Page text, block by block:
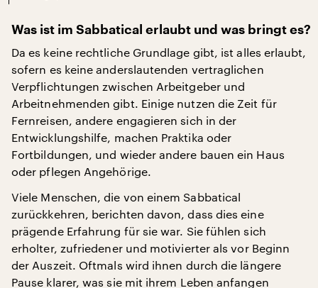
Was ist im Sabbatical erlaubt und was bringt es?
Da es keine rechtliche Grundlage gibt, ist alles erlaubt,
sofern es keine anderslautenden vertraglichen
Verpflichtungen zwischen Arbeitgeber und
Arbeitnehmenden gibt. Einige nutzen die Zeit für
Fernreisen, andere engagieren sich in der
Entwicklungshilfe, machen Praktika oder
Fortbildungen, und wieder andere bauen ein Haus
oder pflegen Angehörige.
Viele Menschen, die von einem Sabbatical
zurückkehren, berichten davon, dass dies eine
prägende Erfahrung für sie war. Sie fühlen sich
erholter, zufriedener und motivierter als vor Beginn
der Auszeit. Oftmals wird ihnen durch die längere
Pause klarer, was sie mit ihrem Leben anfangen